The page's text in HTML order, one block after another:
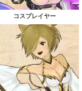
コスプレイヤー